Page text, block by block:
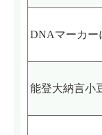
DNAマーカー
能登大納言小